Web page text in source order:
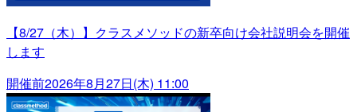
【8/27（木）】クラスメソッドの新卒向け会社説明会を開催
します
開催前2026年8月27日(木) 11:00